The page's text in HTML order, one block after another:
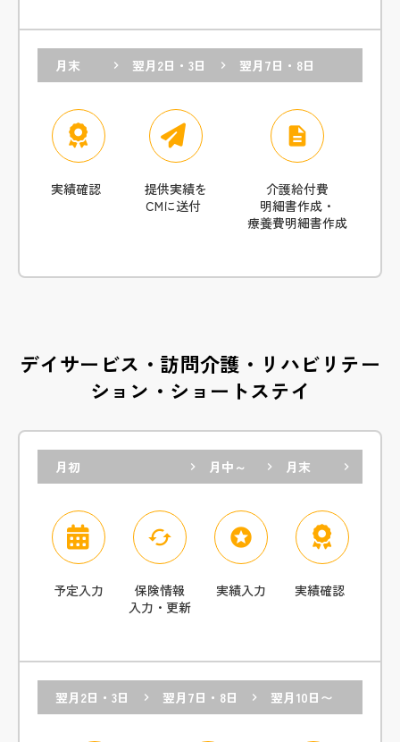
月末 keyboard_arrow_right 翌月2日・3日 keyboard_arrow_right 翌月7日・8日
実績確認
提供実績を
CMに送付
description
介護給付費
明細書作成・
療養費明細書作成
デイサービス・訪問介護・リハビリテー
ション・ショートステイ
月初 keyboard_arrow_right 月中～ keyboard_arrow_right 月末 keyboard_arrow_right
予定入力
cached
保険情報
入力・更新
stars
実績入力 実績確認
翌月2日・3日 keyboard_arrow_right 翌月7日・8日 keyboard_arrow_right 翌月10日〜